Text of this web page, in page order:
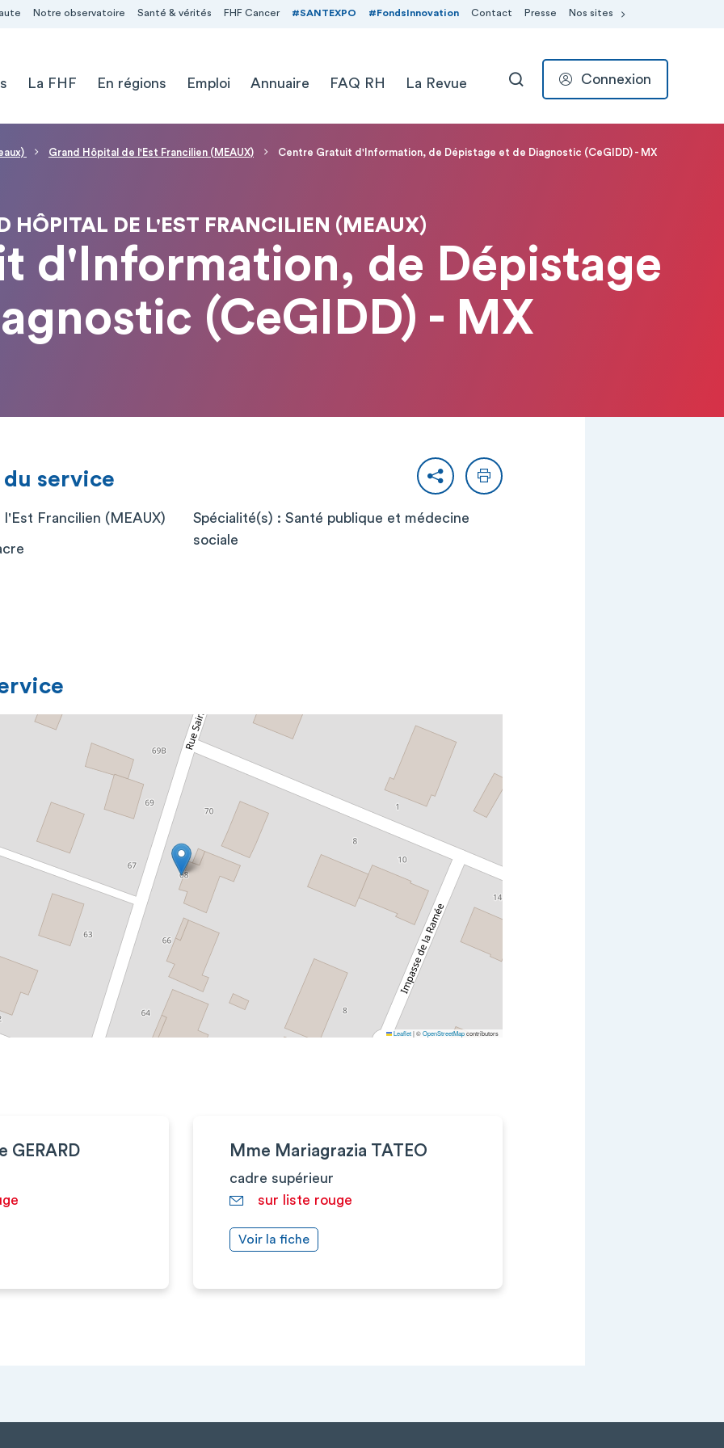
Notre observatoire Santé & vérités FHF Cancer #SANTEXPO #FondsInnovation Contact Presse Nos sites
La FHF En régions Emploi Annuaire FAQ RH La Revue RECHERCHER
Connexion
Grand Hôpital de l'Est Francilien (MEAUX) Centre Gratuit d'Information, de Dépistage et de Diagnostic (CeGIDD) - MX
HÔPITAL DE L'EST FRANCILIEN (MEAUX)
d'Information, de Dépistage
(CeGIDD) - MX
PartagerImprimer
service
Francilien (MEAUX)
Spécialité(s) : Santé publique et médecine
sociale
Leaflet|©OpenStreetMapcontributors
GERARD Mme Mariagrazia TATEO
cadre supérieur
sur liste rouge
Voir la fiche